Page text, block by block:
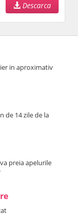
Descarca
in aproximativ
de 14 zile de la
preia apelurile